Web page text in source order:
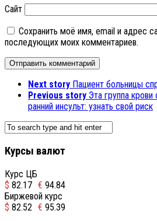
Сайт
Сохранить моё имя, email и адрес
последующих моих комментариев.
Next story Пациент больницы
Previous story Эта группа
ранний инсульт: узнать свой риск
Курсы валют
Курс ЦБ
$ 82.17 € 94.84
Биржевой курс
$ 82.52 € 95.39